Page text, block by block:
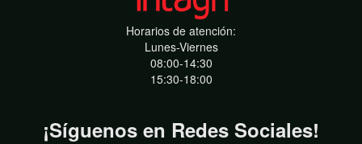
Horarios de atención:
Lunes-Viernes
08:00-14:30
15:30-18:00
¡Síguenos en Redes Sociales!